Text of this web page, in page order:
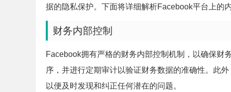
据的隐私保护。下面将详细解析Facebook平台上的
财务内部控制
Facebook拥有严格的财务内部控制机制，以确保财
序，并进行定期审计以验证财务数据的准确性。此
以便及时发现和纠正任何潜在的问题。